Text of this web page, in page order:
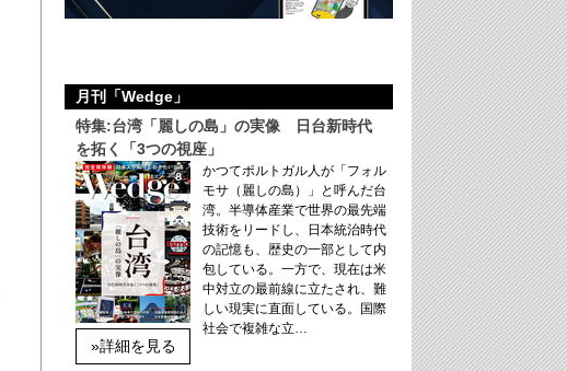
月刊「Wedge」
特集:台湾「麗しの島」の実像 日台新時代
を拓く「3つの視座」
»詳細を見る
かつてポルトガル人が「フォル
モサ（麗しの島）」と呼んだ台
湾。半導体産業で世界の最先端
技術をリードし、日本統治時代
の記憶も、歴史の一部として内
包している。一方で、現在は米
中対立の最前線に立たされ、難
しい現実に直面している。国際
社会で複雑な立…